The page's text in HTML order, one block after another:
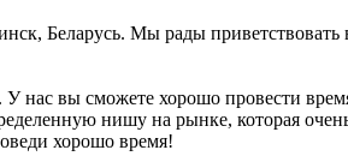
Беларусь. Мы рады
нас вы сможете хорошо провести
нишу на рынке, которая
хорошо время!